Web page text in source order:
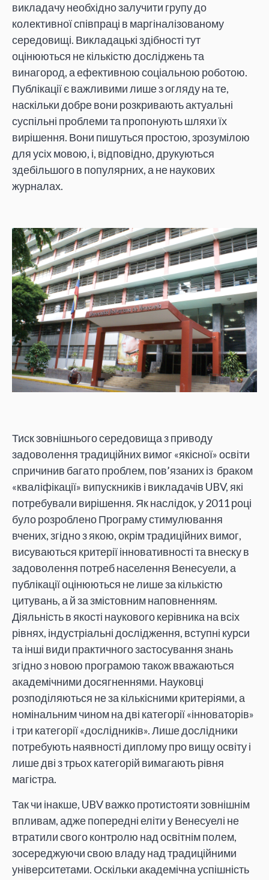
викладачу необхідно залучити групу до
колективної співпраці в маргіналізованому
середовищі. Викладацькі здібності тут
оцінюються не кількістю досліджень та
винагород, а ефективною соціальною роботою.
Публікації є важливими лише з огляду на те,
наскільки добре вони розкривають актуальні
суспільні проблеми та пропонують шляхи їх
вирішення. Вони пишуться простою, зрозумілою
для усіх мовою, і, відповідно, друкуються
здебільшого в популярних, а не наукових
журналах.
Тиск зовнішнього середовища з приводу
задоволення традиційних вимог «якісної» освіти
спричинив багато проблем, пов’язаних із браком
«кваліфікації» випускників і викладачів UBV, які
потребували вирішення. Як наслідок, у 2011 році
було розроблено Програму стимулювання
вчених, згідно з якою, окрім традиційних вимог,
висуваються критерії інновативності та внеску в
задоволення потреб населення Венесуели, а
публікації оцінюються не лише за кількістю
цитувань, а й за змістовним наповненням.
Діяльність в якості наукового керівника на всіх
рівнях, індустріальні дослідження, вступні курси
та інші види практичного застосування знань
згідно з новою програмою також вважаються
академічними досягненнями. Науковці
розподіляються не за кількісними критеріями, а
номінальним чином на дві категорії «інноваторів»
і три категорії «дослідників». Лише дослідники
потребують наявності диплому про вищу освіту і
лише дві з трьох категорій вимагають рівня
магістра.
Так чи інакше, UBV важко протистояти зовнішнім
впливам, адже попередні еліти у Венесуелі не
втратили свого контролю над освітнім полем,
зосереджуючи свою владу над традиційними
університетами. Оскільки академічна успішність